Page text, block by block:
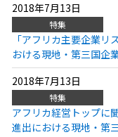
2018年7月13日
特集
「アフリカ主要企業
おける現地・第三国企
2018年7月13日
特集
アフリカ経営トップに
進出における現地・第